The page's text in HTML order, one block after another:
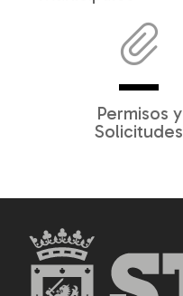
Permisos y
Solicitudes